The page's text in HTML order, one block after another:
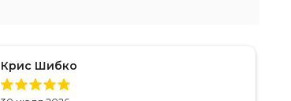
Крис Шибко